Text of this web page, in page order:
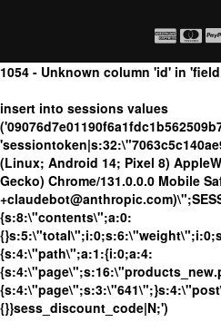
1054 - Unknown column 'id' in
insert into sessions values
(Linux; Android 14; Pixel 8)
Gecko) Chrome/131.0.0.0 Mobile
{s:8:\"contents\";a:0:
{s:4:\"path\";a:1:{i:0;a:4:
{}}sess_discount_code|N;')